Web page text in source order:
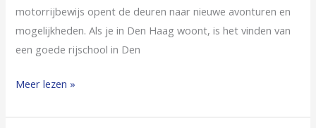
motorrijbewijs opent de deuren naar nieuwe avonturen en
mogelijkheden. Als je in Den Haag woont, is het vinden van
een goede rijschool in Den
Meer lezen »